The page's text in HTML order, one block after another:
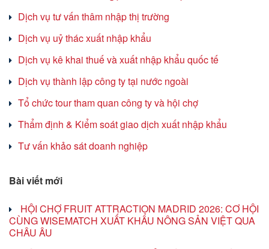
Dịch vụ tư vấn thâm nhập thị trường
Dịch vụ uỷ thác xuất nhập khẩu
Dịch vụ kê khai thuế và xuất nhập khẩu quốc tế
Dịch vụ thành lập công ty tại nước ngoài
Tổ chức tour tham quan công ty và hội chợ
Thẩm định & Kiểm soát giao dịch xuất nhập khẩu
Tư vấn khảo sát doanh nghiệp
Bài viết mới
HỘI CHỢ FRUIT ATTRACTION MADRID 2026: CƠ HỘI
CÙNG WISEMATCH XUẤT KHẨU NÔNG SẢN VIỆT QUA
CHÂU ÂU